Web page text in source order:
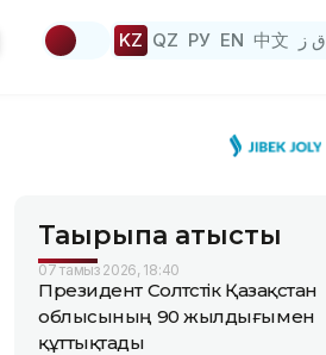
KZ QZ РУ EN 中文 ق ز
Тақырыпқа қатысты
07 тамыз 2026, 18:40
Президент Солтүстік Қазақстан
облысының 90 жылдығымен
құттықтады